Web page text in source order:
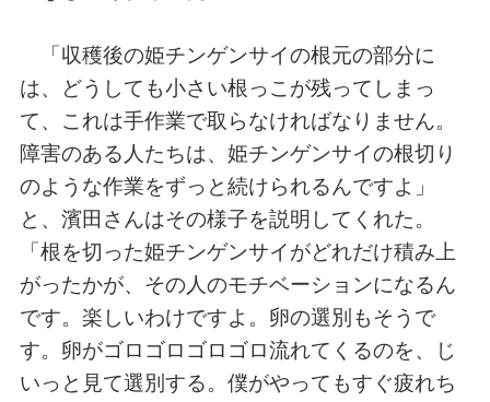
「収穫後の姫チンゲンサイの根元の部分に
は、どうしても小さい根っこが残ってしまっ
て、これは手作業で取らなければなりません。
障害のある人たちは、姫チンゲンサイの根切り
のような作業をずっと続けられるんですよ」
と、濱田さんはその様子を説明してくれた。
「根を切った姫チンゲンサイがどれだけ積み上
がったかが、その人のモチベーションになるん
です。楽しいわけですよ。卵の選別もそうで
す。卵がゴロゴロゴロゴロ流れてくるのを、じ
いっと見て選別する。僕がやってもすぐ疲れち